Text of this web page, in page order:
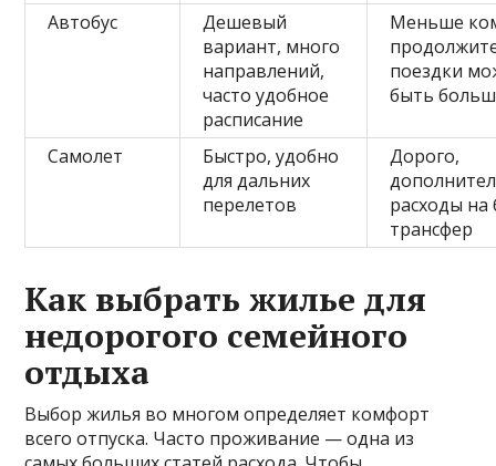
Автобус
Дешевый
вариант, много
направлений,
часто удобное
расписание
Меньше
поездки
быть
Самолет
Быстро, удобно
для дальних
перелетов
Дорого,
расходы на
трансфер
Как выбрать жилье для
недорогого семейного
отдыха
Выбор жилья во многом определяет комфорт
всего отпуска. Часто проживание — одна из